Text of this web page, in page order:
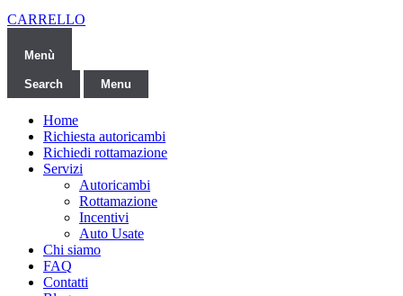
CARRELLO
Menù
Search Menu
Home
Richiesta autoricambi
Richiedi rottamazione
Servizi
Autoricambi
Rottamazione
Incentivi
Auto Usate
Chi siamo
FAQ
Contatti